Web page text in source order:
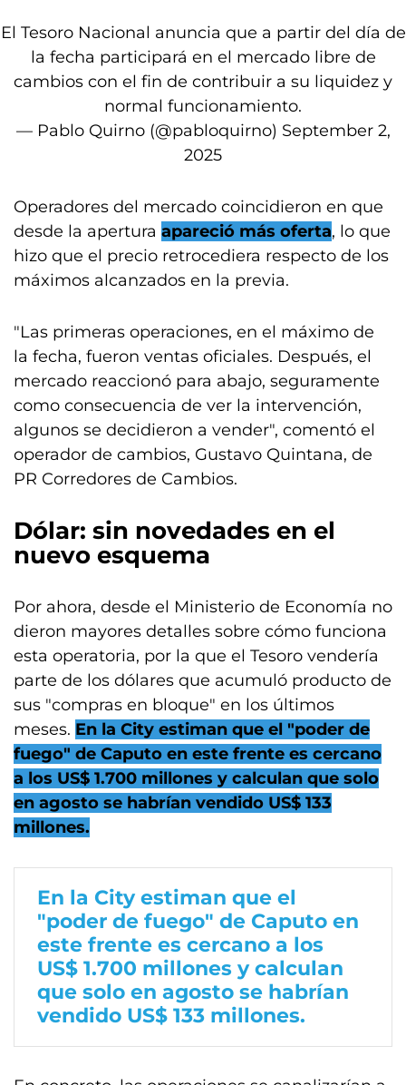
El Tesoro Nacional anuncia que a partir del día de
la fecha participará en el mercado libre de
cambios con el fin de contribuir a su liquidez y
normal funcionamiento.
— Pablo Quirno (@pabloquirno) September 2,
2025
Operadores del mercado coincidieron en que
desde la apertura apareció más oferta, lo que
hizo que el precio retrocediera respecto de los
máximos alcanzados en la previa.
"Las primeras operaciones, en el máximo de
la fecha, fueron ventas oficiales. Después, el
mercado reaccionó para abajo, seguramente
como consecuencia de ver la intervención,
algunos se decidieron a vender", comentó el
operador de cambios, Gustavo Quintana, de
PR Corredores de Cambios.
Dólar: sin novedades en el
nuevo esquema
Por ahora, desde el Ministerio de Economía no
dieron mayores detalles sobre cómo funciona
esta operatoria, por la que el Tesoro vendería
parte de los dólares que acumuló producto de
sus "compras en bloque" en los últimos
meses. En la City estiman que el "poder de
fuego" de Caputo en este frente es cercano
a los US$ 1.700 millones y calculan que solo
en agosto se habrían vendido US$ 133
millones.
En la City estiman que el
"poder de fuego" de Caputo en
este frente es cercano a los
US$ 1.700 millones y calculan
que solo en agosto se habrían
vendido US$ 133 millones.